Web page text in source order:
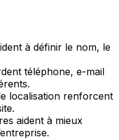
à définir le nom, le
téléphone, e-mail
localisation renforcent
aident à mieux